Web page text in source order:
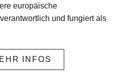
europäische
und fungiert als
INFOS